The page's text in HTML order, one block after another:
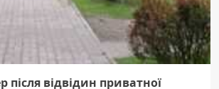
відвідин приватної